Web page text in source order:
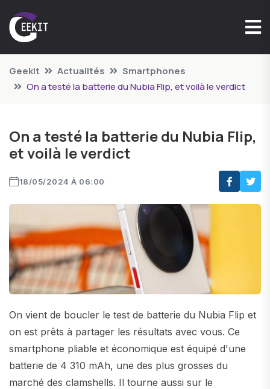
Geekit Actualités
Smartphones
On a testé la batterie du Nubia Flip, et voilà le verdict
On a testé la batterie du Nubia Flip,
et voilà le verdict
18/05/2024 À 06:00
On vient de boucler le test de batterie du Nubia Flip et
on est prêts à partager les résultats avec vous. Ce
smartphone pliable et économique est équipé d'une
batterie de 4 310 mAh, une des plus grosses du
marché des clamshells. Il tourne aussi sur le